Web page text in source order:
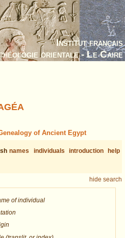
Institut français
orientale - Le Caire
of Ancient Egypt
names individuals introduction help
hide search
of individual